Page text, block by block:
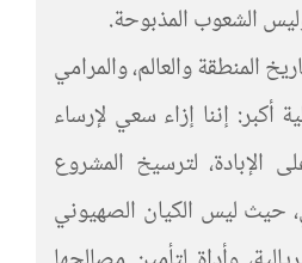
الشعوب المذبوحة.
المنطقة والعالم، والمرامي
أكبر: إننا إزاء سعي لإرساء
الإبادة، لترسيخ المشروع
حيث ليس الكيان الصهيوني